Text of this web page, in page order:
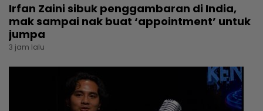
Irfan Zaini sibuk penggambaran di India,
mak sampai nak buat ‘appointment’ untuk
jumpa
3 jam lalu